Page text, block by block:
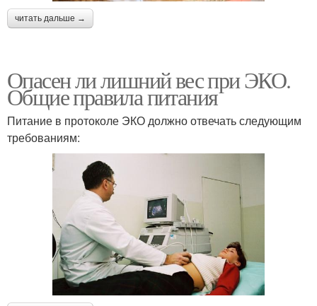
читать дальше →
Опасен ли лишний вес при ЭКО.
Общие правила питания
Питание в протоколе ЭКО должно отвечать следующим
требованиям: